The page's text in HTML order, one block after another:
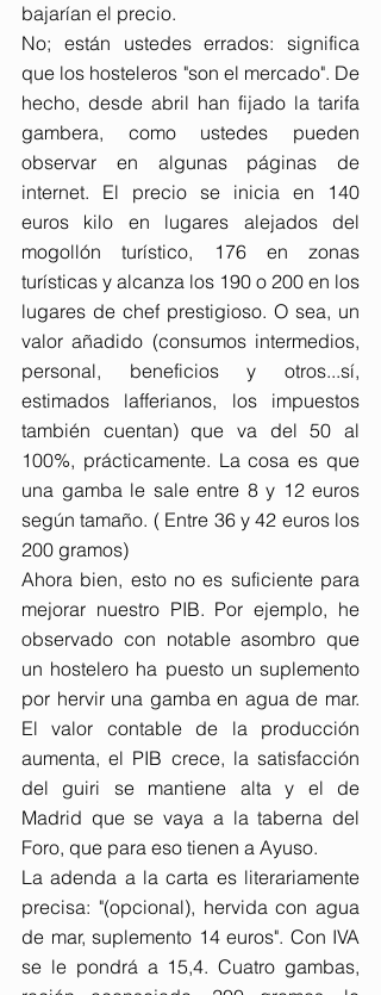
bajarían el precio.
No; están ustedes errados: significa
que los hosteleros "son el mercado". De
hecho, desde abril han fijado la tarifa
gambera, como ustedes pueden
observar en algunas páginas de
internet. El precio se inicia en 140
euros kilo en lugares alejados del
mogollón turístico, 176 en zonas
turísticas y alcanza los 190 o 200 en los
lugares de chef prestigioso. O sea, un
valor añadido (consumos intermedios,
personal, beneficios y otros...sí,
estimados lafferianos, los impuestos
también cuentan) que va del 50 al
100%, prácticamente. La cosa es que
una gamba le sale entre 8 y 12 euros
según tamaño. ( Entre 36 y 42 euros los
200 gramos)
Ahora bien, esto no es suficiente para
mejorar nuestro PIB. Por ejemplo, he
observado con notable asombro que
un hostelero ha puesto un suplemento
por hervir una gamba en agua de mar.
El valor contable de la producción
aumenta, el PIB crece, la satisfacción
del guiri se mantiene alta y el de
Madrid que se vaya a la taberna del
Foro, que para eso tienen a Ayuso.
La adenda a la carta es literariamente
precisa: "(opcional), hervida con agua
de mar, suplemento 14 euros". Con IVA
se le pondrá a 15,4. Cuatro gambas,